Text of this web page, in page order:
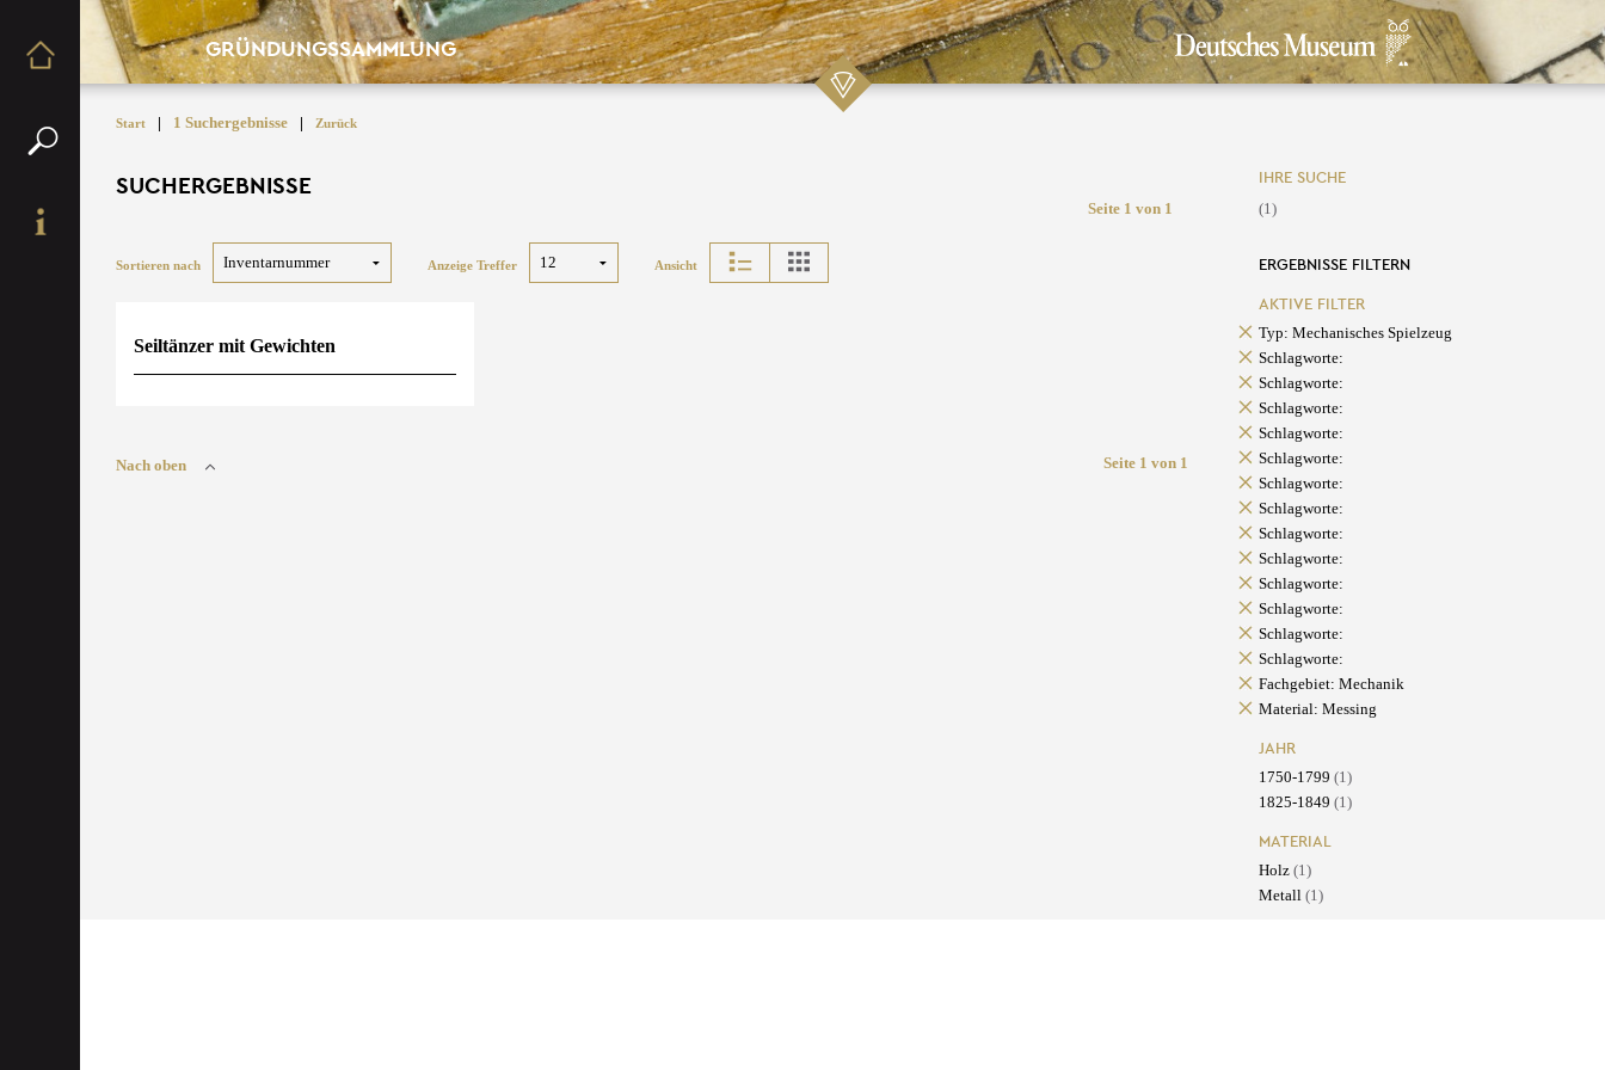
GRÜNDUNGSSAMMLUNG
Start | 1 Suchergebnisse | Zurück
SUCHERGEBNISSE
Seite 1 von 1
Sortieren nach Anzeige Treffer Ansicht
Seiltänzer mit Gewichten
Nach oben Seite 1 von 1
IHRE SUCHE
(1)
ERGEBNISSE FILTERN
AKTIVE FILTER
Typ: Mechanisches Spielzeug
Schlagworte:
Schlagworte:
Schlagworte:
Schlagworte:
Schlagworte:
Schlagworte:
Schlagworte:
Schlagworte:
Schlagworte:
Schlagworte:
Schlagworte:
Schlagworte:
Schlagworte:
Fachgebiet: Mechanik
Material: Messing
JAHR
1750-1799 (1)
1825-1849 (1)
MATERIAL
Holz (1)
Metall (1)